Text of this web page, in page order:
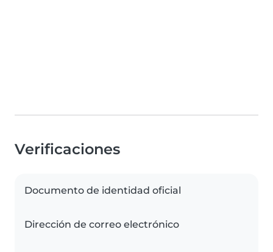
Verificaciones
Documento de identidad oficial
Dirección de correo electrónico